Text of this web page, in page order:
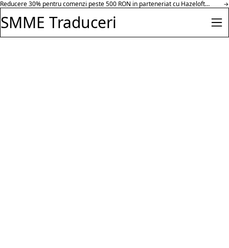
Salt la conținut
Reducere 30% pentru comenzi peste 500 RON in parteneriat cu Hazeloft
→
SMME Traduceri